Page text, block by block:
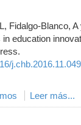
Fidalgo-Blanco,
education
j.chb.2016.11.049
Leer más...